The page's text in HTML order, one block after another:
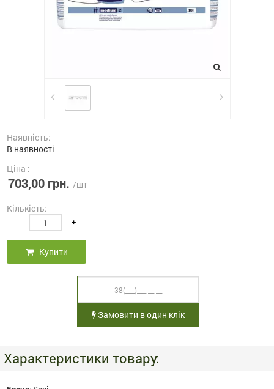
Наявність:
В наявності
Ціна :
703,00 грн. /шт
Кількість:
- +
Купити
Замовити в один клік
Характеристики товару: